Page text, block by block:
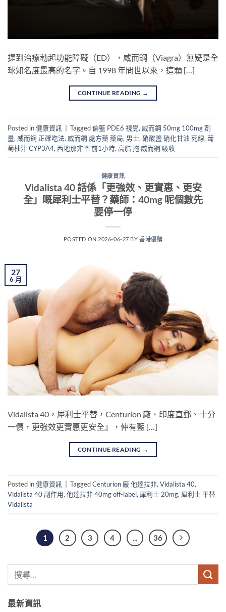
提到治療勃起功能障礙（ED），威而鋼（Viagra）無疑是全
球知名度最高的名字。自 1998 年問世以來，這顆 […]
CONTINUE READING →
Posted in健康資訊 Tagged偏藍 PDE6 視覺, 威而鋼 50mg 100mg 劑
量, 威而鋼 正確吃法, 威而鋼 處方藥 藥局, 男士, 硝酸鹽 硝化甘油 死線, 葡
萄柚汁 CYP3A4, 西地那非 性前1小時, 高脂 拖 威而鋼 吸收
健康資訊
Vidalista 40 話係「更強效、更實惠、更安
全」嘅犀利士平替？藥師：40mg 呢個數先
要停一停
POSTED ON 2026-06-27 BY香港優購
27
6 月
Vidalista 40，犀利士平替，Centurion 廠、印度直郵、十分
一價，更強效更實惠更安全』，仲有藍 […]
CONTINUE READING →
Posted in健康資訊 TaggedCenturion 廠 他達拉非, Vidalista 40,
Vidalista 40 副作用, 他達拉非 40mg off-label, 犀利士 20mg, 犀利士 平替
Vidalista
1 2 3 4 ... 36
最新資訊